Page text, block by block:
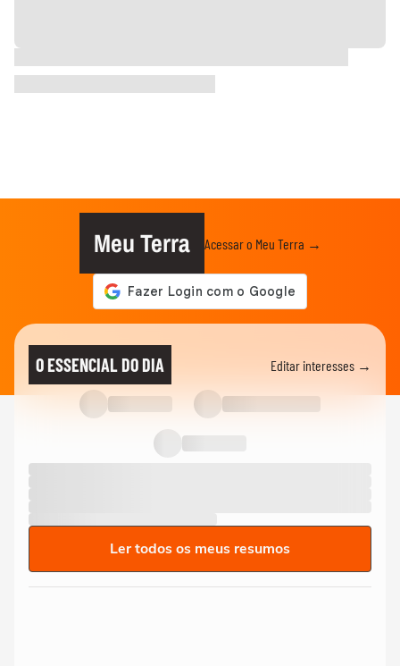
Meu Terra Acessar o Meu Terra →
O ESSENCIAL DO DIA Editar interesses →
Ler todos os meus resumos